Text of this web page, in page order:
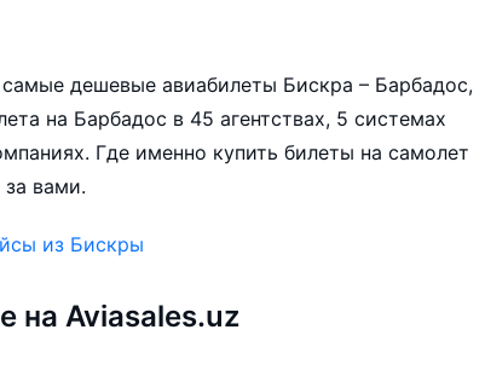
самые дешевые авиабилеты Бискра – Барбадос,
на Барбадос в 45 агентствах, 5 системах
Где именно купить билеты на самолет
вами.
из Бискры
на Aviasales.uz